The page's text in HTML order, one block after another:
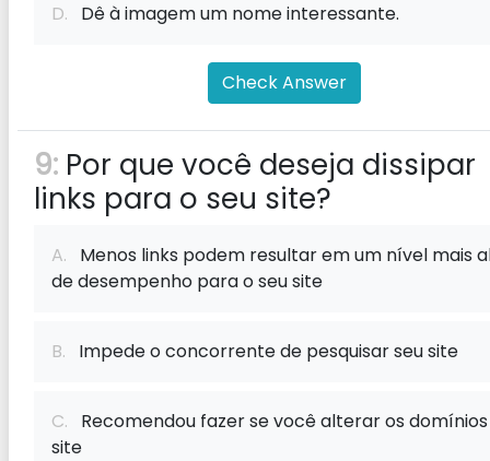
D. Dê à imagem um nome interessante.
Check Answer
9: Por que você deseja dissipar
links para o seu site?
A. Menos links podem resultar em um nível mais
de desempenho para o seu site
B. Impede o concorrente de pesquisar seu site
C. Recomendou fazer se você alterar os
site